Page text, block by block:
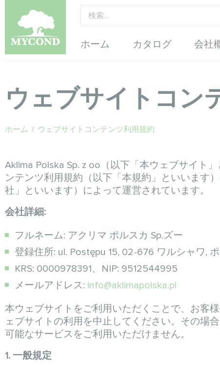
ホーム カタログ 会社
ウェブサイトコン
ホーム / ウェブサイトコンテンツ利用規約
Aklima Polska Sp. z oo（以下「本ウェブサイト
ンテンツ利用規約（以下「本規約」といいます
社」といいます）によって運営されています。
会社詳細:
フルネーム: アクリマ ポルスカ Sp.ズー
登録住所: ul. Postępu 15, 02-676 ワルシャワ,
KRS: 0000978391、NIP: 9512544995
メールアドレス: info@aklimapolska.pl
本ウェブサイトをご利用いただくことで、お客
ェブサイトの利用を中止してください。その場
可能なサービスをご利用いただけません。
1. 一般規定